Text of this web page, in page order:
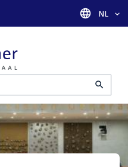
Taal
NL